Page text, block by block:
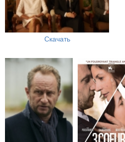
Скачать